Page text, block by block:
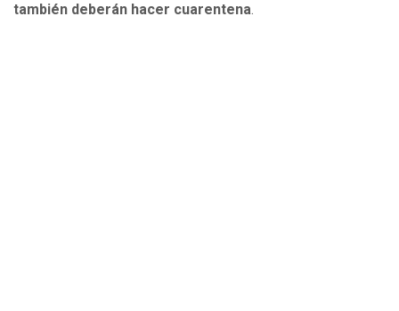
también deberán hacer cuarentena.